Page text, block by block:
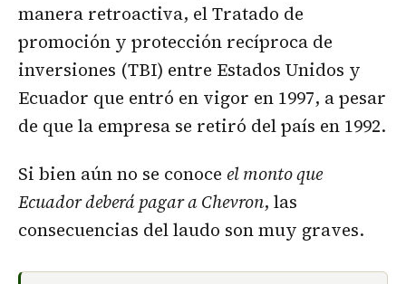
manera retroactiva, el Tratado de
promoción y protección recíproca de
inversiones (TBI) entre Estados Unidos y
Ecuador que entró en vigor en 1997, a pesar
de que la empresa se retiró del país en 1992.
Si bien aún no se conoce el monto que
Ecuador deberá pagar a Chevron, las
consecuencias del laudo son muy graves.